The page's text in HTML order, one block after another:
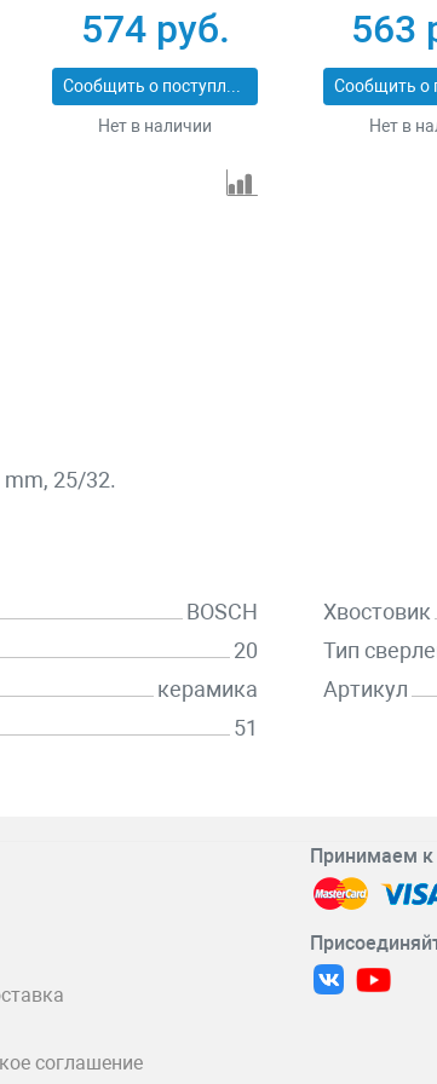
574 руб.
Сообщить о поступлении
Нет в наличии
563
Нет в
25/32.
BOSCH
20
керамика
51
Хвостовик
Тип
Артикул
соглашение
Принимаем к